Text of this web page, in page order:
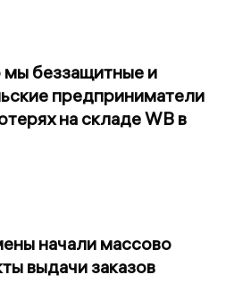
мы беззащитные и
предприниматели
на складе WB в
начали массово
выдачи заказов